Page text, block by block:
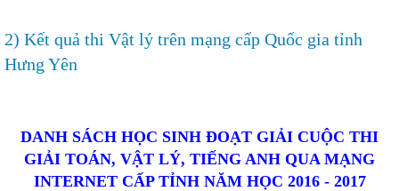
2) Kết quả thi Vật lý trên mạng cấp Quốc gia tỉnh
Hưng Yên
DANH SÁCH HỌC SINH ĐOẠT GIẢI CUỘC THI
GIẢI TOÁN, VẬT LÝ, TIẾNG ANH QUA MẠNG
INTERNET CẤP TỈNH NĂM HỌC 2016 - 2017